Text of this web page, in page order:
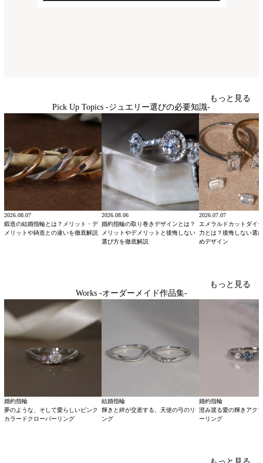
Pick Up Topics -ジュエリー選びの必要知識-
もっと見る
2026.08.07
鍛造の結婚指輪とは？メリット・デ
メリットや鋳造との違いを徹底解説
2026.08.06
婚約指輪の取り巻きデザインとは？
メリットやデメリットと後悔しない
選び方を徹底解説
2026.07.07
エメラルドカットダイ
力とは？後悔しない選
めデザイン
Works -オーダーメイド作品集-
もっと見る
婚約指輪
夢のような、そして愛らしいピンク
カラードクローバーリング
結婚指輪
輝きと絆が交差する、天使の弓のリ
ング
婚約指輪
澄み渡る愛の輝きアク
ーリング
もっと見る